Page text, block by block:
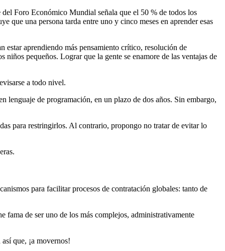
Foro Económico Mundial señala que el 50 % de todos los
que una persona tarda entre uno y cinco meses en aprender esas
estar aprendiendo más pensamiento crítico, resolución de
pequeños. Lograr que la gente se enamore de las ventajas de
a todo nivel.
de programación, en un plazo de dos años. Sin embargo,
para restringirlos. Al contrario, propongo no tratar de evitar lo
para facilitar procesos de contratación globales: tanto de
fama de ser uno de los más complejos, administrativamente
que, ¡a movernos!